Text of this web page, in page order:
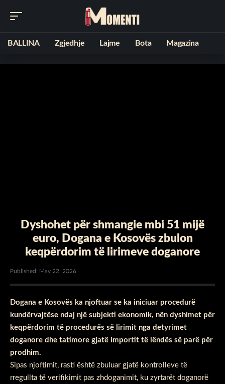
BALLINA Zgjedhje Lajme Bota Magazina
Dyshohet për shmangie mbi 51 mijë
euro, Dogana e Kosovës zbulon
keqpërdorim të lirimeve doganore
Published: May 22, 2026
Dogana e Kosovës ka njoftuar se ka iniciuar procedurë
kundërvajtëse ndaj një subjekti ekonomik, nën dyshimet për
keqpërdorim të procedurës së lirimit nga detyrimet
doganore dhe tatimore gjatë importit të lëndës së parë për
prodhim.
Sipas njoftimit, rasti është zbuluar gjatë kontrolleve të
rregullta të verifikimit pas zhdoganimit, ku zyrtarët doganorë